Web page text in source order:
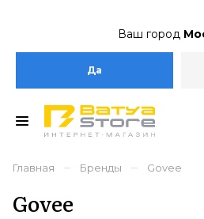
Ваш город
Да
Главная – Бренды – Govee
Govee